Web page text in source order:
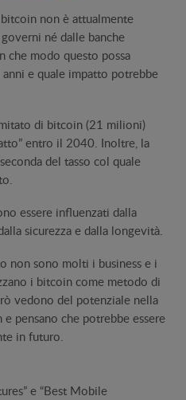
non è attualmente
né dalle banche
che modo questo possa
e quale impatto potrebbe
di bitcoin (21 milioni)
entro il 2040. Inoltre, la
del tasso col quale
essere influenzati dalla
sicurezza e dalla longevità.
non sono molti i business e i
i bitcoin come metodo di
vedono del potenziale nella
pensano che potrebbe essere
in futuro.
e “Best Mobile